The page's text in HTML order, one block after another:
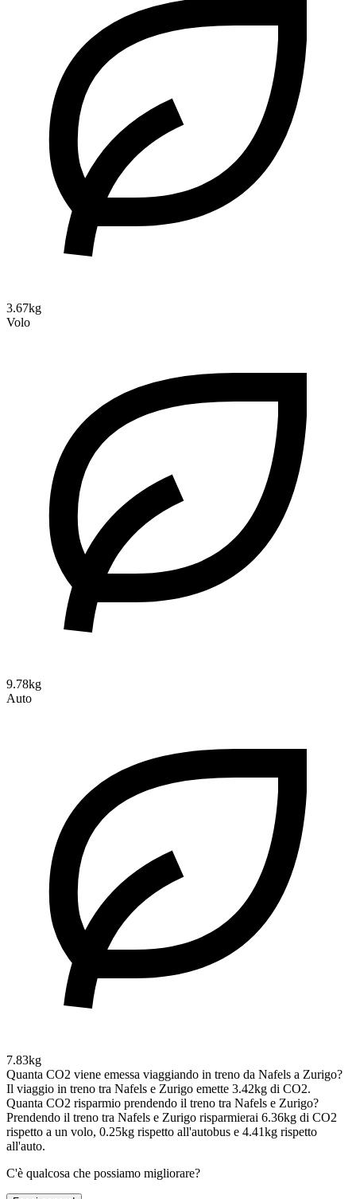
3.67kg
Volo
9.78kg
Auto
7.83kg
Quanta CO2 viene emessa viaggiando in treno da Nafels a Zurigo?
Il viaggio in treno tra Nafels e Zurigo emette 3.42kg di CO2.
Quanta CO2 risparmio prendendo il treno tra Nafels e Zurigo?
Prendendo il treno tra Nafels e Zurigo risparmierai 6.36kg di CO2
rispetto a un volo, 0.25kg rispetto all'autobus e 4.41kg rispetto
all'auto.
C'è qualcosa che possiamo migliorare?